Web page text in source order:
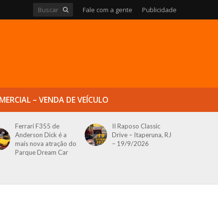
Fale com a gente Publicidade
– VENDA DE VEÍCULO
Ferrari F355 de
Anderson Dick é a
mais nova atração do
Parque Dream Car
II Raposo Classic
Drive – Itaperuna, RJ
– 19/9/2026